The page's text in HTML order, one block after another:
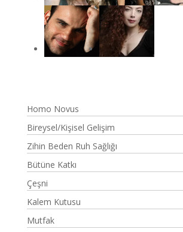
Homo Novus
Bireysel/Kişisel Gelişim
Zihin Beden Ruh Sağlığı
Bütüne Katkı
Çeşni
Kalem Kutusu
Mutfak